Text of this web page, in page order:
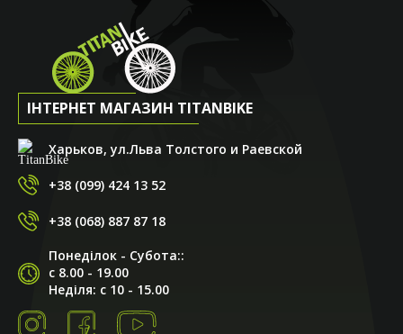
ІНТЕРНЕТ МАГАЗИН TITANBIKE
Харьков, ул.Льва Толстого и Раевской
+38 (099) 424 13 52
+38 (068) 887 87 18
Понеділок - Субота::
с 8.00 - 19.00
Неділя: с 10 - 15.00